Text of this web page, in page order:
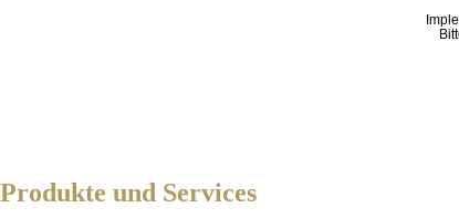
Produkte und Services